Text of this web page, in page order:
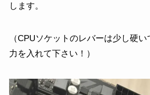
します。
（CPUソケットのレバーは少し硬
力を入れて下さい！）